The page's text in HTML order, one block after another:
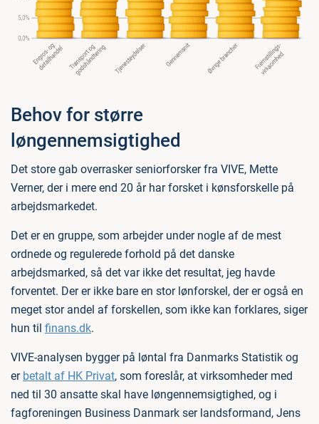
Behov for større
løngennemsigtighed
Det store gab overrasker seniorforsker fra VIVE, Mette
Verner, der i mere end 20 år har forsket i kønsforskelle på
arbejdsmarkedet.
Det er en gruppe, som arbejder under nogle af de mest
ordnede og regulerede forhold på det danske
arbejdsmarked, så det var ikke det resultat, jeg havde
forventet. Der er ikke bare en stor lønforskel, der er også en
meget stor andel af forskellen, som ikke kan forklares, siger
hun til finans.dk.
VIVE-analysen bygger på løntal fra Danmarks Statistik og
er betalt af HK Privat, som foreslår, at virksomheder med
ned til 30 ansatte skal have løngennemsigtighed, og i
fagforeningen Business Danmark ser landsformand, Jens